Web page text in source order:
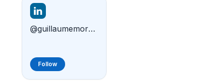
@guillaumemoreau
Follow